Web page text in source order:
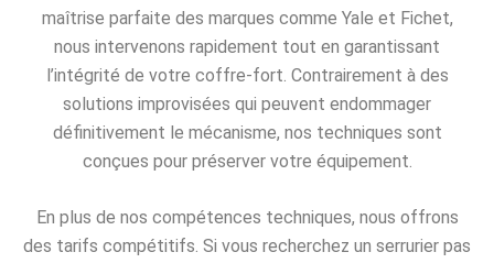
maîtrise parfaite des marques comme Yale et Fichet,
nous intervenons rapidement tout en garantissant
l’intégrité de votre coffre-fort. Contrairement à des
solutions improvisées qui peuvent endommager
définitivement le mécanisme, nos techniques sont
conçues pour préserver votre équipement.
En plus de nos compétences techniques, nous offrons
des tarifs compétitifs. Si vous recherchez un serrurier pas